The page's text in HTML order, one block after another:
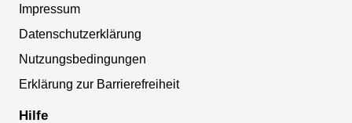
Impressum
Datenschutzerklärung
Nutzungsbedingungen
Erklärung zur Barrierefreiheit
Hilfe